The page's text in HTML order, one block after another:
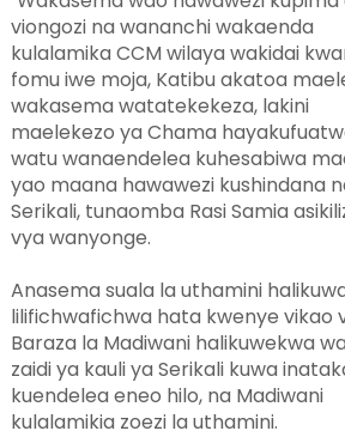
viongozi na wananchi wakaenda
kulalamika CCM wilaya wakidai
fomu iwe moja, Katibu akatoa
wakasema watatekekeza, lakini
maelekezo ya Chama
watu wanaendelea kuhesabiwa
yao maana hawawezi kushindana
Serikali, tunaomba Rasi Samia
vya wanyonge.
Anasema suala la uthamini
lilifichwafichwa hata kwenye vikao
Baraza la Madiwani halikuwekwa
zaidi ya kauli ya Serikali kuwa
kuendelea eneo hilo, na Madiwani
kulalamikia zoezi la uthamini.